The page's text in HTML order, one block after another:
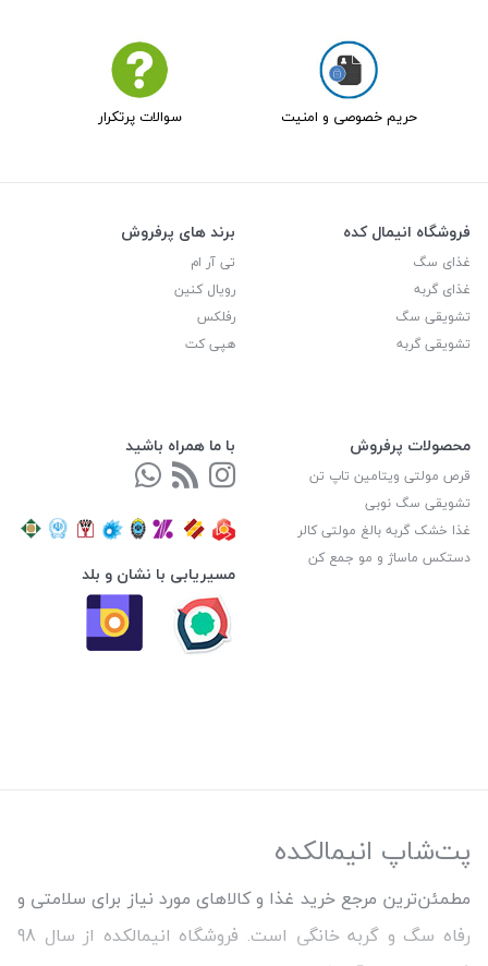
حریم خصوصی و امنیت سوالات پرتکرار
فروشگاه انیمال کده
غذای سگ
غذای گربه
تشویقی سگ
تشویقی گربه
برند های پرفروش
تی آر ام
رویال کنین
رفلکس
هپی کت
محصولات پرفروش
قرص مولتی ویتامین تاپ تن
تشویقی سگ نوبی
غذا خشک گربه بالغ مولتی کالر
دستکس ماساژ و مو جمع کن
با ما همراه باشید
مسیریابی با نشان و بلد
پت‌شاپ انیمالکده
مطمئن‌ترین مرجع خرید غذا و کالاهای مورد نیاز برای سلامتی و
رفاه سگ و گربه خانگی است. فروشگاه انیمالکده از سال 98